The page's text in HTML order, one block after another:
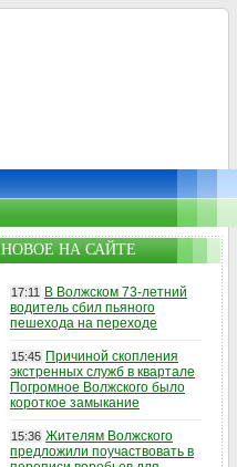
НОВОЕ НА САЙТЕ
17:11
В Волжском 73-летний
водитель сбил пьяного
пешехода на переходе
15:45 Причиной скопления
экстренных служб в квартале
Погромное Волжского было
короткое замыкание
15:36 Жителям Волжского
предложили поучаствовать в